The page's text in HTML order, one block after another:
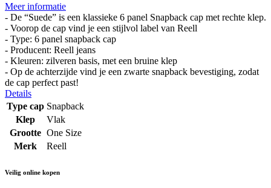
Meer informatie
- De “Suede” is een klassieke 6 panel Snapback cap met rechte klep.
- Voorop de cap vind je een stijlvol label van Reell
- Type: 6 panel snapback cap
- Producent: Reell jeans
- Kleuren: zilveren basis, met een bruine klep
- Op de achterzijde vind je een zwarte snapback bevestiging, zodat
de cap perfect past!
Details
Type cap Snapback
Klep
Vlak
Grootte One Size
Merk
Reell
Veilig online kopen